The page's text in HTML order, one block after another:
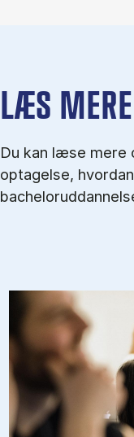
LÆS MERE
Du kan læse mere
optagelse,